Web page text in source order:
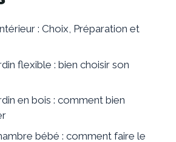
: Choix, Préparation et
flexible : bien choisir son
en bois : comment bien
bébé : comment faire le